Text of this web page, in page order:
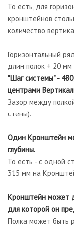
То есть, для
кронштейнов
количество
Горизонтальный
длин полок + 20
"Шаг системы" -
центрами
Зазор между
стены).
Один Кронштейн
глубины.
То есть - с одной
315 мм на
Кронштейн может
для которой он
Полка может быть